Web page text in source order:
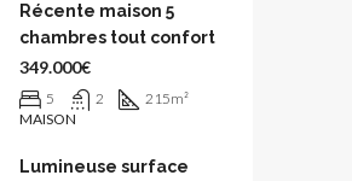
Récente maison 5
chambres tout confort
349.000€
5 2 215m²
MAISON
Lumineuse surface